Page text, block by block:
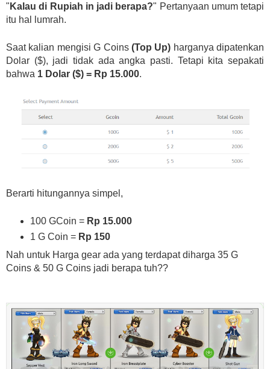
" Kalau di Rupiah in jadi berapa?" Pertanyaan umum tetapi
itu hal lumrah.
Saat kalian mengisi G Coins (Top Up) harganya dipatenkan
Dolar ($), jadi tidak ada angka pasti. Tetapi kita sepakati
bahwa 1 Dolar ($) = Rp 15.000.
Berarti hitungannya simpel,
100 GCoin = Rp 15.000
1 G Coin = Rp 150
Nah untuk Harga gear ada yang terdapat diharga 35 G
Coins & 50 G Coins jadi berapa tuh??